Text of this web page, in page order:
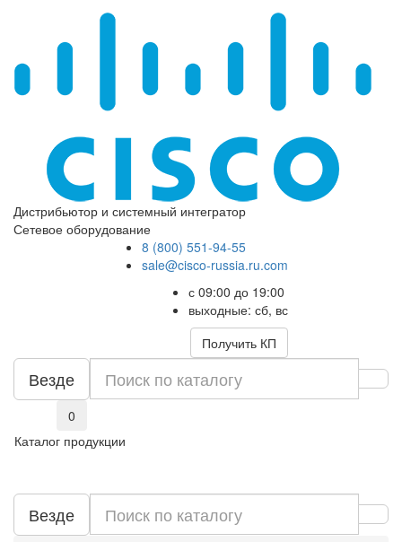
Дистрибьютор и системный интегратор
Сетевое оборудование
8 (800) 551-94-55
sale@cisco-russia.ru.com
с 09:00 до 19:00
выходные: сб, вс
Получить КП
Везде
0
Каталог продукции
Везде